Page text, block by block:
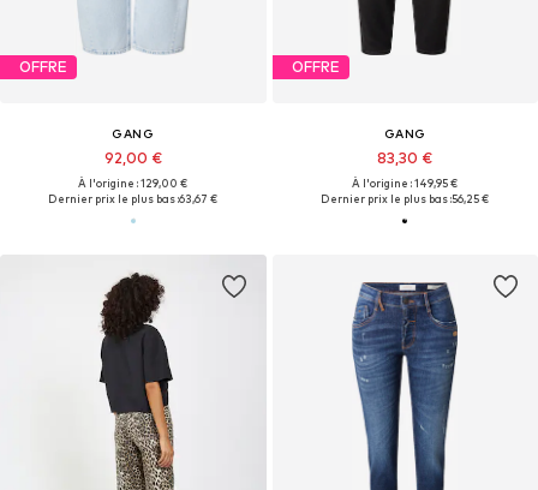
OFFRE
GANG
92,00 €
À l'origine : 129,00 €
Dernier prix le plus bas :63,67 €
OFFRE
GANG
83,30 €
À l'origine : 149,95 €
Dernier prix le plus bas :56,25 €